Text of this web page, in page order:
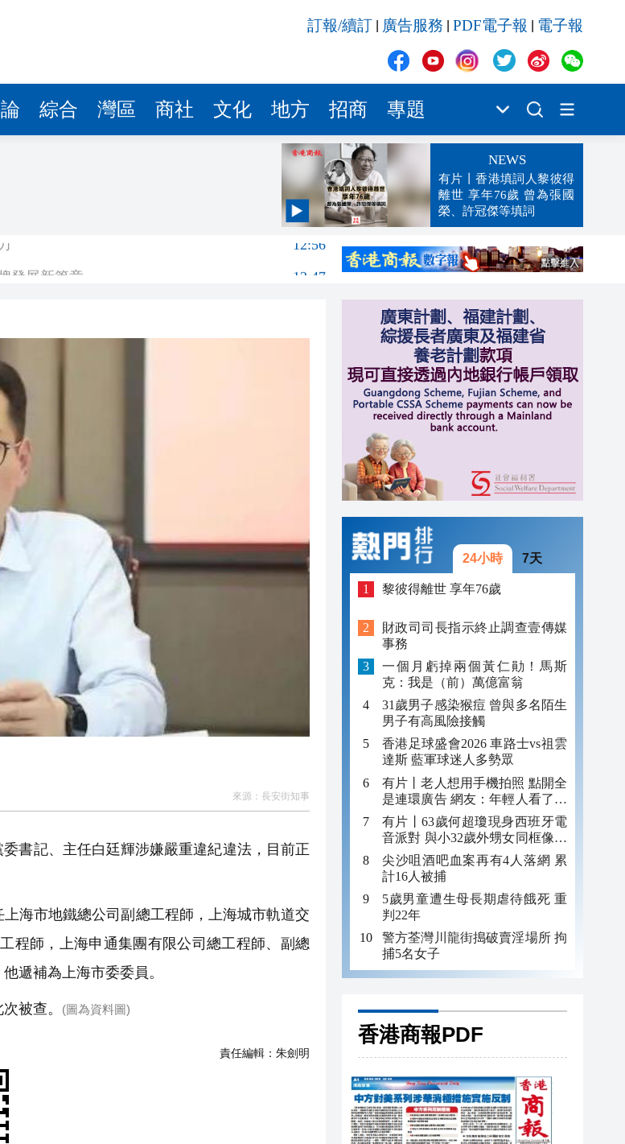
訂報/續訂 廣告服務 PDF電子報 電子報
綜合 灣區 商社 文化 地方 招商 專題
NEWS
有片丨香港填詞人黎彼得
離世 享年76歲 曾為張國
榮、許冠傑等填詞
12:56
元之間
資產
來源： 長安街知事
書記、主任白廷輝涉嫌嚴重違紀違法，目前正
海市地鐵總公司副總工程師，上海城市軌道交
程師，上海申通集團有限公司總工程師、副總
遞補為上海市委委員。
被查。 (圖為資料圖)
責任編輯： 朱劍明
24小時 7天
黎彼得離世 享年76歲
財政司司長指示終止調查壹傳媒
事務
一個月虧掉兩個黃仁勛！馬斯
克：我是（前）萬億富翁
31歲男子感染猴痘 曾與多名陌生
男子有高風險接觸
香港足球盛會2026 車路士vs祖雲
達斯 藍軍球迷人多勢眾
有片丨老人想用手機拍照 點開全
是連環廣告 網友：年輕人看了都
迷糊 何況老年人
有片丨63歲何超瓊現身西班牙電
音派對 與小32歲外甥女同框像姐
妹
尖沙咀酒吧血案再有4人落網 累
計16人被捕
5歲男童遭生母長期虐待餓死 重
判22年
警方荃灣川龍街搗破賣淫場所 拘
捕5名女子
香港商報PDF